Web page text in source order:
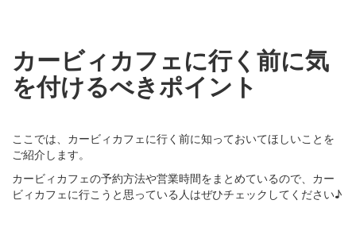
カービィカフェに行く前に気
を付けるべきポイント
ここでは、カービィカフェに行く前に知っておいてほしいことを
ご紹介します。
カービィカフェの予約方法や営業時間をまとめているので、カー
ビィカフェに行こうと思っている人はぜひチェックしてください♪